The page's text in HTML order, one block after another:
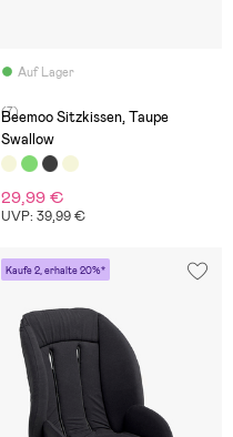
Auf Lager
(7)
Beemoo Sitzkissen, Taupe
Swallow
29,99 €
UVP: 39,99 €
Kaufe 2, erhalte 20%*